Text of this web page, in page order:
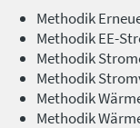
Methodik
Methodik EE-
Methodik
Methodik
Methodik
Methodik